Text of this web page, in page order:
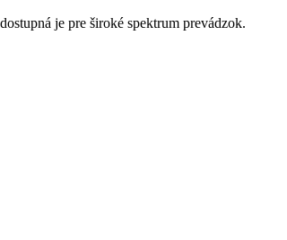
je pre široké spektrum prevádzok.